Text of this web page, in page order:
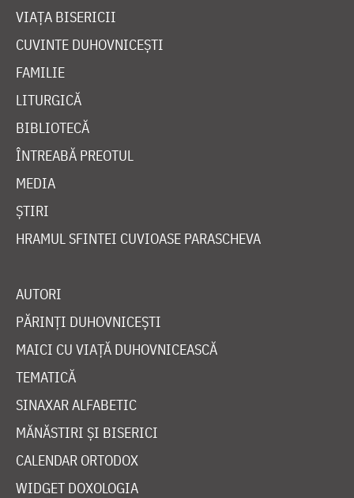
VIAȚA BISERICII
CUVINTE DUHOVNICEȘTI
FAMILIE
LITURGICĂ
BIBLIOTECĂ
ÎNTREABĂ PREOTUL
MEDIA
ȘTIRI
HRAMUL SFINTEI CUVIOASE PARASCHEVA
AUTORI
PĂRINȚI DUHOVNICEȘTI
MAICI CU VIAȚĂ DUHOVNICEASCĂ
TEMATICĂ
SINAXAR ALFABETIC
MĂNĂSTIRI ȘI BISERICI
CALENDAR ORTODOX
WIDGET DOXOLOGIA